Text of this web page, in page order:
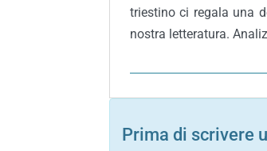
triestino ci regala una
nostra letteratura.
Prima di scrivere